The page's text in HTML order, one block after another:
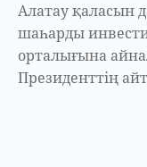
Алатау қаласын
шаһарды
орталығына
Президенттің